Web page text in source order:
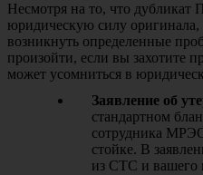
Несмотря на то, что дубликат
юридическую силу оригинала,
возникнуть определенные
произойти, если вы захотите
может усомниться в
Заявление об
стандартном
сотрудника
стойке. В
из СТС и вашего